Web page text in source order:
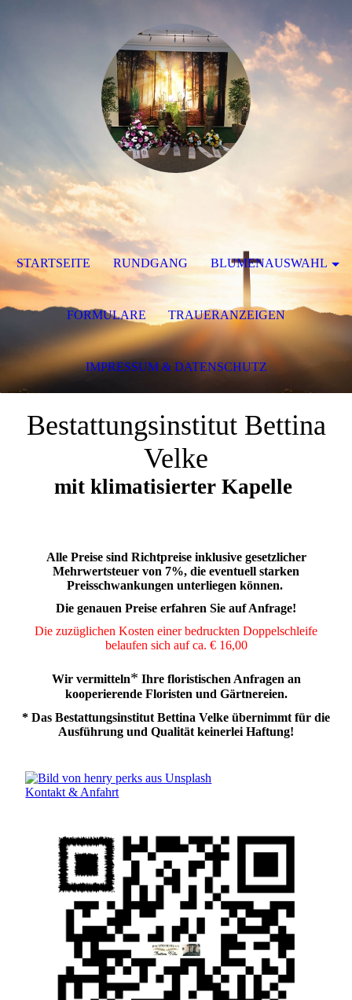
Bestattungsinstitut Bettina
Velke
mit klimatisierter Kapelle
Alle Preise sind Richtpreise inklusive gesetzlicher
Mehrwertsteuer von 7%, die eventuell starken
Preisschwankungen unterliegen können.
Die genauen Preise erfahren Sie auf Anfrage!
Die zuzüglichen Kosten einer bedruckten Doppelschleife
belaufen sich auf ca. € 16,00
Wir vermitteln* Ihre floristischen Anfragen an
kooperierende Floristen und Gärtnereien.
* Das Bestattungsinstitut Bettina Velke übernimmt für die
Ausführung und Qualität keinerlei Haftung!
Kontakt & Anfahrt
STARTSEITE RUNDGANG BLUMENAUSWAHL
FORMULARE TRAUERANZEIGEN
IMPRESSUM & DATENSCHUTZ